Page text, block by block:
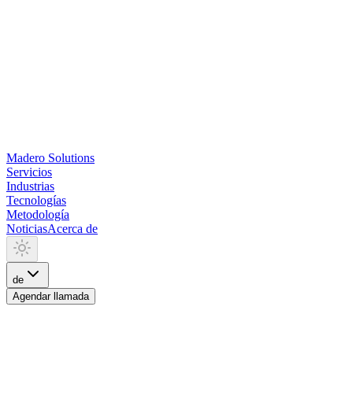
Madero Solutions
Servicios
Industrias
Tecnologías
Metodología
NoticiasAcerca de
de
Agendar llamada